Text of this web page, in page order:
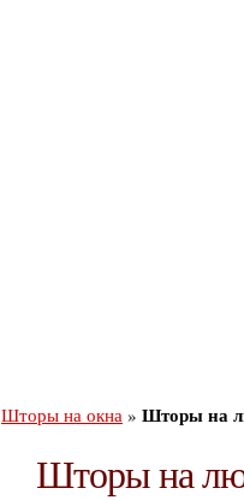
Шторы на окна » Шторы на
Шторы на